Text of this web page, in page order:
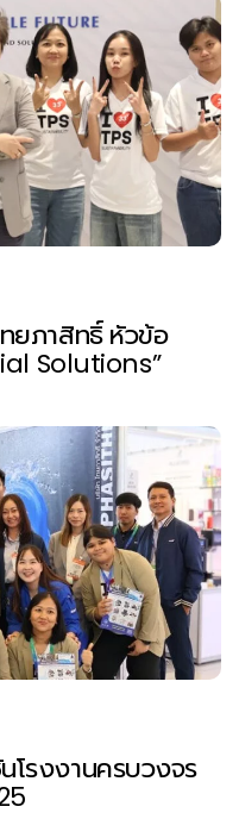
ยภาสิทธิ์ หัวข้อ
Solutions”
โรงงานครบวงจร